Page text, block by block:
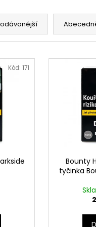
Kód: 171
Bounty
tyčinka